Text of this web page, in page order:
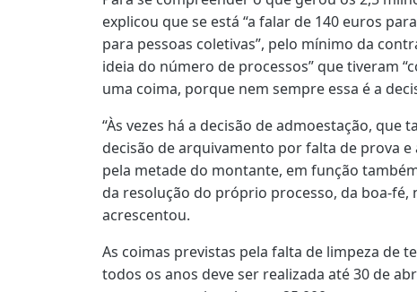
explicou que se está “a falar de 140 euros
para pessoas coletivas”, pelo mínimo da
ideia do número de processos” que tiveram
uma coima, porque nem sempre essa é a
“Às vezes há a decisão de admoestação, que
decisão de arquivamento por falta de prova
pela metade do montante, em função
da resolução do próprio processo, da boa-fé,
acrescentou.
As coimas previstas pela falta de limpeza de
todos os anos deve ser realizada até 30 de